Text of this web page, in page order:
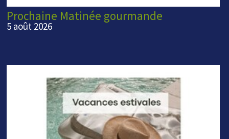
Prochaine Matinée gourmande
5 août 2026